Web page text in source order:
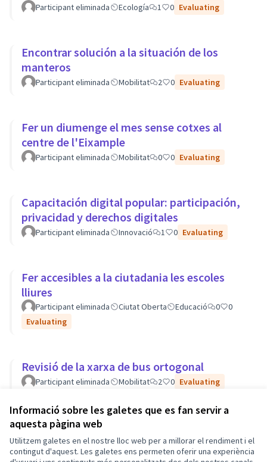
Informació sobre les galetes que es fan servir a
aquesta pàgina web
Utilitzem galetes en el nostre lloc web per a millorar el rendiment i el
contingut d'aquest. Les galetes ens permeten oferir una experiència
Participant eliminada Ecología 1 0 Evaluating
Encontrar solución a la situación de los
manteros
Participant eliminada Mobilitat 2 0 Evaluating
Fer un diumenge el mes sense cotxes al
centre de l'Eixample
Participant eliminada Mobilitat 0 0 Evaluating
Capacitación digital popular: participación,
privacidad y derechos digitales
Participant eliminada Innovació 1 0 Evaluating
Fer accesibles a la ciutadania les escoles
lliures
Participant eliminada Ciutat Oberta Educació 0
0
Evaluating
Revisió de la xarxa de bus ortogonal
Participant eliminada Mobilitat 2 0 Evaluating
Termes i condicions d'ús
Configuració de les galetes
Barcelona En Comú a X
Barcelona En Comú a Facebook
Barcelona En Comú a Instagram
Barcelona En Comú a YouTube